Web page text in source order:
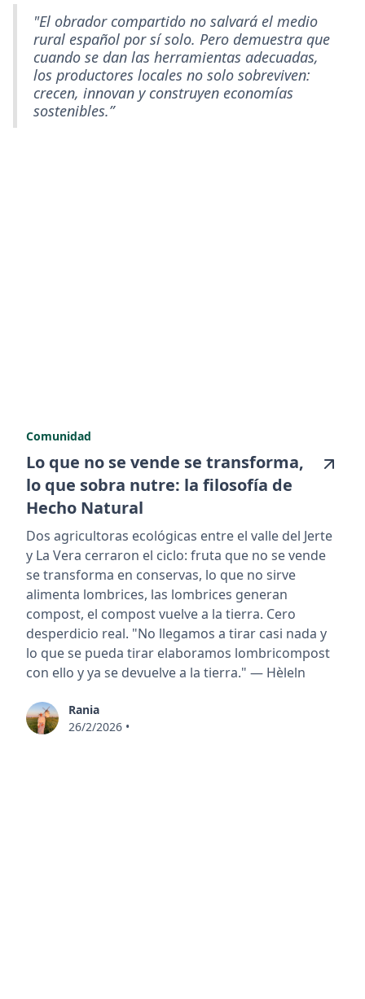
"El obrador compartido no salvará el medio
rural español por sí solo. Pero demuestra que
cuando se dan las herramientas adecuadas,
los productores locales no solo sobreviven:
crecen, innovan y construyen economías
sostenibles.”
Comunidad
Lo que no se vende se transforma,
lo que sobra nutre: la filosofía de
Hecho Natural
Dos agricultoras ecológicas entre el valle del Jerte
y La Vera cerraron el ciclo: fruta que no se vende
se transforma en conservas, lo que no sirve
alimenta lombrices, las lombrices generan
compost, el compost vuelve a la tierra. Cero
desperdicio real. "No llegamos a tirar casi nada y
lo que se pueda tirar elaboramos lombricompost
con ello y ya se devuelve a la tierra." — Hèleln
Rania
26/2/2026 •